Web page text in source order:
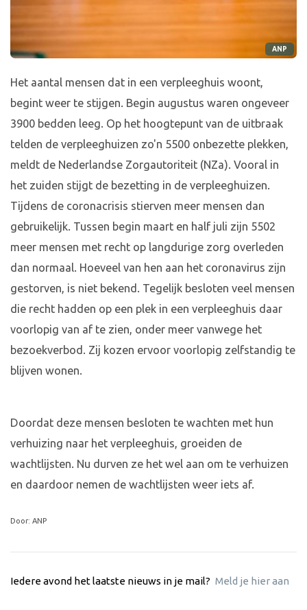
ANP
Het aantal mensen dat in een verpleeghuis woont,
begint weer te stijgen. Begin augustus waren ongeveer
3900 bedden leeg. Op het hoogtepunt van de uitbraak
telden de verpleeghuizen zo'n 5500 onbezette plekken,
meldt de Nederlandse Zorgautoriteit (NZa). Vooral in
het zuiden stijgt de bezetting in de verpleeghuizen.
Tijdens de coronacrisis stierven meer mensen dan
gebruikelijk. Tussen begin maart en half juli zijn 5502
meer mensen met recht op langdurige zorg overleden
dan normaal. Hoeveel van hen aan het coronavirus zijn
gestorven, is niet bekend. Tegelijk besloten veel mensen
die recht hadden op een plek in een verpleeghuis daar
voorlopig van af te zien, onder meer vanwege het
bezoekverbod. Zij kozen ervoor voorlopig zelfstandig te
blijven wonen.
Doordat deze mensen besloten te wachten met hun
verhuizing naar het verpleeghuis, groeiden de
wachtlijsten. Nu durven ze het wel aan om te verhuizen
en daardoor nemen de wachtlijsten weer iets af.
Door: ANP
Iedere avond het laatste nieuws in je mail? Meld je hier aan